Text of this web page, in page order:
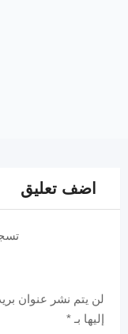
اضف تعليق
لن يتم نشر عنوان
إليها بـ *